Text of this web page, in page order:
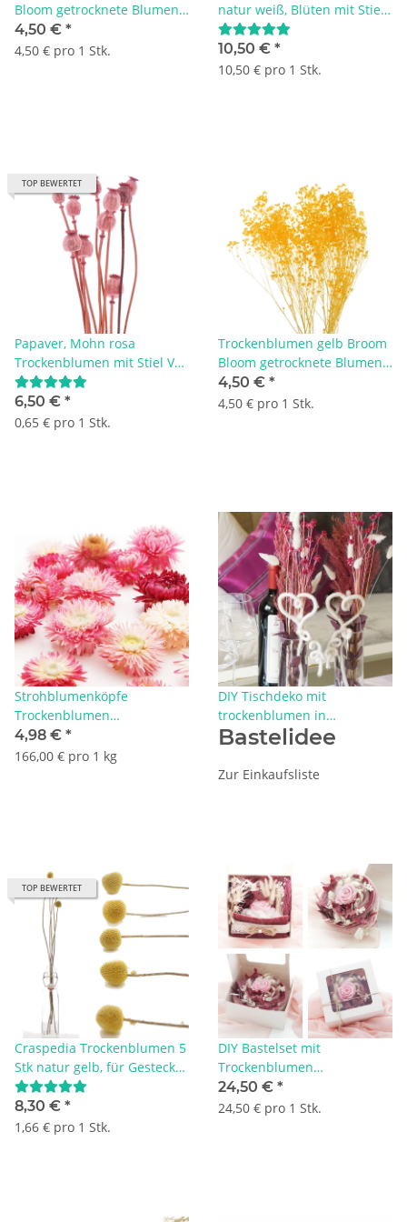
Bloom getrocknete Blumen
1 Bund, L ca. 40 cm
4,50 € *
4,50 € pro 1 Stk.
natur weiß, Blüten mit Stiel,
VE 1 Bund
10,50 € *
10,50 € pro 1 Stk.
TOP BEWERTET
Papaver, Mohn rosa
Trockenblumen mit Stiel VE
10 Stk L ca. 30-50 cm
6,50 € *
0,65 € pro 1 Stk.
Trockenblumen gelb Broom
Bloom getrocknete Blumen
1 Bund, L ca. 30 cm
4,50 € *
4,50 € pro 1 Stk.
Strohblumenköpfe
Trockenblumen
Helichrysum natur hell rosa
creme VE 30 g, zum Basteln
4,98 € *
166,00 € pro 1 kg
DIY Tischdeko mit
trockenblumen in
Glasvasen, Pampas, Lagurus
Bastelidee
Zur Einkaufsliste
TOP BEWERTET
Craspedia Trockenblumen 5
Stk natur gelb, für Gestecke
und Glasvasen dekorieren
8,30 € *
1,66 € pro 1 Stk.
DIY Bastelset mit
Trockenblumen
Rosengesteck mit echter
Rose stabilisiert, mit
24,50 € *
24,50 € pro 1 Stk.